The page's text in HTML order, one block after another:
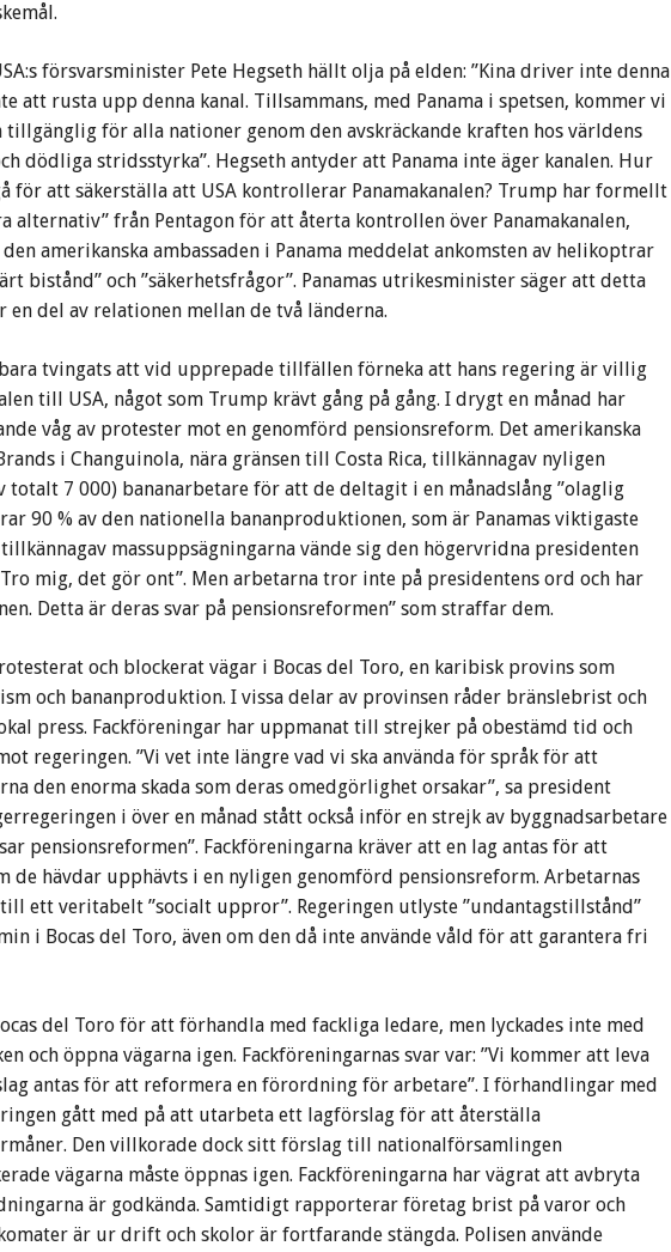
försvarsminister Pete Hegseth hällt olja på elden: ”Kina driver inte denna
att rusta upp denna kanal. Tillsammans, med Panama i spetsen, kommer vi
tillgänglig för alla nationer genom den avskräckande kraften hos världens
dödliga stridsstyrka”. Hegseth antyder att Panama inte äger kanalen. Hur
för att säkerställa att USA kontrollerar Panamakanalen? Trump har formellt
alternativ” från Pentagon för att återta kontrollen över Panamakanalen,
amerikanska ambassaden i Panama meddelat ankomsten av helikoptrar
bistånd” och ”säkerhetsfrågor”. Panamas utrikesminister säger att detta
en del av relationen mellan de två länderna.
bara tvingats att vid upprepade tillfällen förneka att hans regering är villig
till USA, något som Trump krävt gång på gång. I drygt en månad har
våg av protester mot en genomförd pensionsreform. Det amerikanska
i Changuinola, nära gränsen till Costa Rica, tillkännagav nyligen
totalt 7 000) bananarbetare för att de deltagit i en månadslång ”olaglig
90 % av den nationella bananproduktionen, som är Panamas viktigaste
massuppsägningarna vände sig den högervridna presidenten
mig, det gör ont”. Men arbetarna tror inte på presidentens ord och har
Detta är deras svar på pensionsreformen” som straffar dem.
och blockerat vägar i Bocas del Toro, en karibisk provins som
och bananproduktion. I vissa delar av provinsen råder bränslebrist och
press. Fackföreningar har uppmanat till strejker på obestämd tid och
regeringen. ”Vi vet inte längre vad vi ska använda för språk för att
den enorma skada som deras omedgörlighet orsakar”, sa president
i över en månad stått också inför en strejk av byggnadsarbetare
pensionsreformen”. Fackföreningarna kräver att en lag antas för att
de hävdar upphävts i en nyligen genomförd pensionsreform. Arbetarnas
ett veritabelt ”socialt uppror”. Regeringen utlyste ”undantagstillstånd”
i Bocas del Toro, även om den då inte använde våld för att garantera fri
del Toro för att förhandla med fackliga ledare, men lyckades inte med
och öppna vägarna igen. Fackföreningarnas svar var: ”Vi kommer att leva
antas för att reformera en förordning för arbetare”. I förhandlingar med
gått med på att utarbeta ett lagförslag för att återställa
Den villkorade dock sitt förslag till nationalförsamlingen
vägarna måste öppnas igen. Fackföreningarna har vägrat att avbryta
är godkända. Samtidigt rapporterar företag brist på varor och
är ur drift och skolor är fortfarande stängda. Polisen använde